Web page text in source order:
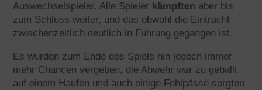
Auswechselspieler. Alle Spieler kämpften aber bis
zum Schluss weiter, und das obwohl die Eintracht
zwischenzeitlich deutlich in Führung gegangen ist.
Es wurden zum Ende des Spiels hin jedoch immer
mehr Chancen vergeben, die Abwehr war zu geballt
auf einem Haufen und auch einige Fehlpässe sorgten